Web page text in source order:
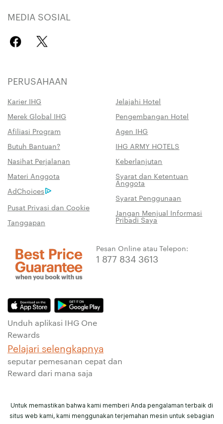
MEDIA SOSIAL
PERUSAHAAN
Karier IHG
Jelajahi Hotel
Merek Global IHG
Pengembangan Hotel
Afiliasi Program
Agen IHG
Butuh Bantuan?
IHG ARMY HOTELS
Nasihat Perjalanan
Keberlanjutan
Materi Anggota
Syarat dan Ketentuan
Anggota
AdChoices
Syarat Penggunaan
Pusat Privasi dan Cookie
Jangan Menjual Informasi
Pribadi Saya
Tanggapan
Pesan Online atau Telepon:
1 877 834 3613
Unduh aplikasi IHG One
Rewards
Pelajari selengkapnya
seputar pemesanan cepat dan
Reward dari mana saja
Untuk memastikan bahwa kami memberi Anda pengalaman terbaik di
situs web kami, kami menggunakan terjemahan mesin untuk sebagian